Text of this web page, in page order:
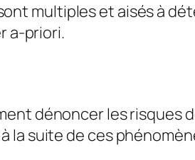
multiples et aisés à
a-priori.
dénoncer les risques
la suite de ces